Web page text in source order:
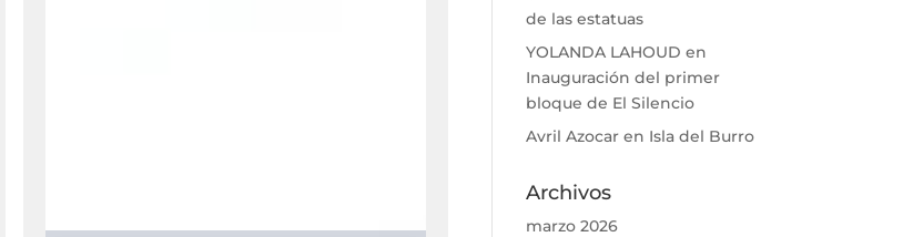
de las estatuas
YOLANDA LAHOUD en
Inauguración del primer
bloque de El Silencio
Avril Azocaren Isla del Burro
Archivos
marzo 2026